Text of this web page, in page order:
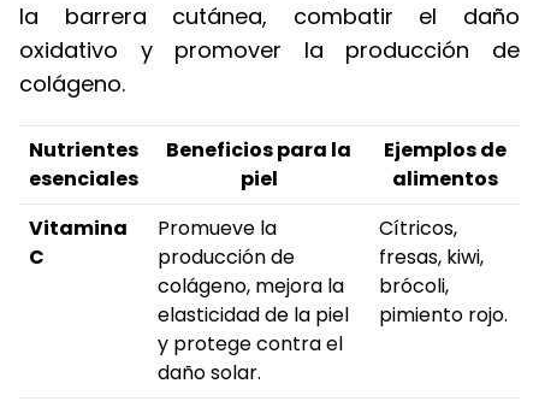
la barrera cutánea, combatir el daño
oxidativo y promover la producción de
colágeno.
Nutrientes
esenciales
Beneficios para la
piel
Ejemplos de
alimentos
Vitamina
C
Promueve la
producción de
colágeno, mejora la
elasticidad de la piel
y protege contra el
daño solar.
Cítricos,
fresas, kiwi,
brócoli,
pimiento rojo.